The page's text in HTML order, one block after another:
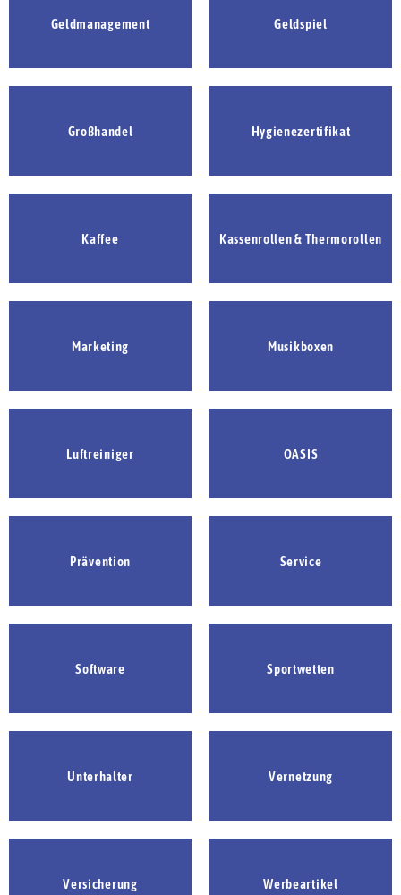
Geldmanagement Geldspiel
Großhandel Hygienezertifikat
Kaffee Kassenrollen & Thermorollen
Marketing Musikboxen
Luftreiniger OASIS
Prävention Service
Software Sportwetten
Unterhalter Vernetzung
Versicherung Werbeartikel